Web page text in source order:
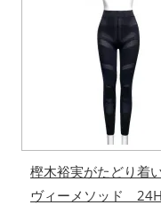
樫木裕実がたどり着
ヴィーメソッド